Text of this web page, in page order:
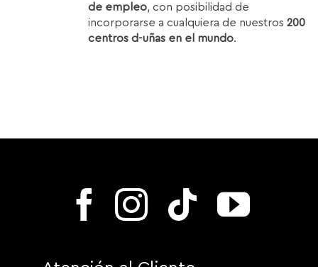
de empleo, con posibilidad de
incorporarse a cualquiera de nuestros200
centros d-uñas en el mundo.